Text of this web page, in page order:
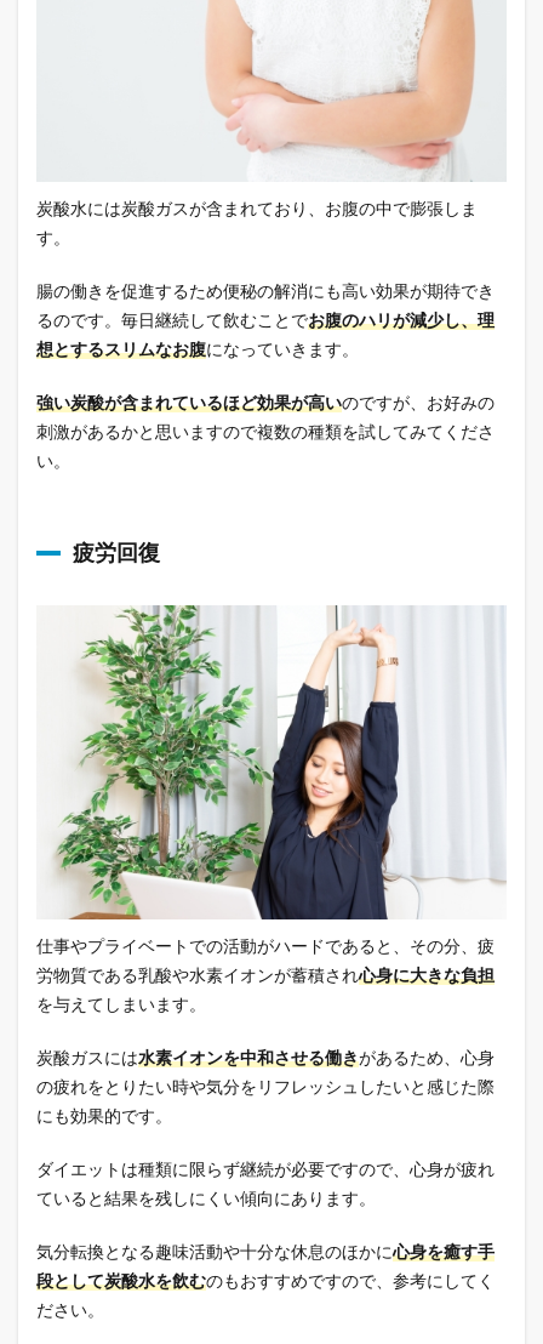
炭酸水には炭酸ガスが含まれており、お腹の中で膨張しま
す。
腸の働きを促進するため便秘の解消にも高い効果が期待でき
るのです。毎日継続して飲むことでお腹のハリが減少し、理
想とするスリムなお腹になっていきます。
強い炭酸が含まれているほど効果が高いのですが、お好みの
刺激があるかと思いますので複数の種類を試してみてくださ
い。
疲労回復
仕事やプライベートでの活動がハードであると、その分、疲
労物質である乳酸や水素イオンが蓄積され心身に大きな負担
を与えてしまいます。
炭酸ガスには水素イオンを中和させる働きがあるため、心身
の疲れをとりたい時や気分をリフレッシュしたいと感じた際
にも効果的です。
ダイエットは種類に限らず継続が必要ですので、心身が疲れ
ていると結果を残しにくい傾向にあります。
気分転換となる趣味活動や十分な休息のほかに心身を癒す手
段として炭酸水を飲むのもおすすめですので、参考にしてく
ださい。